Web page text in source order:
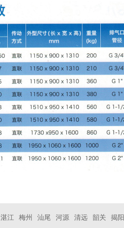
湛江 梅州 汕尾 河源 清远 韶关 揭阳